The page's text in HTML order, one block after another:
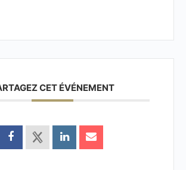
CET ÉVÉNEMENT